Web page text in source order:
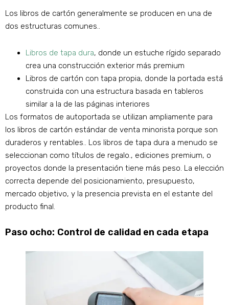
Los libros de cartón generalmente se producen en una de
dos estructuras comunes..
Libros de tapa dura, donde un estuche rígido separado
crea una construcción exterior más premium
Libros de cartón con tapa propia, donde la portada está
construida con una estructura basada en tableros
similar a la de las páginas interiores
Los formatos de autoportada se utilizan ampliamente para
los libros de cartón estándar de venta minorista porque son
duraderos y rentables.. Los libros de tapa dura a menudo se
seleccionan como títulos de regalo., ediciones premium, o
proyectos donde la presentación tiene más peso. La elección
correcta depende del posicionamiento, presupuesto,
mercado objetivo, y la presencia prevista en el estante del
producto final.
Paso ocho: Control de calidad en cada etapa